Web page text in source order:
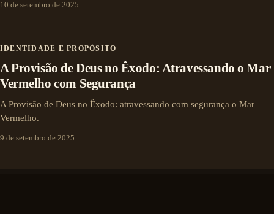
10 de setembro de 2025
IDENTIDADE E PROPÓSITO
A Provisão de Deus no Êxodo: Atravessando o Mar
Vermelho com Segurança
A Provisão de Deus no Êxodo: atravessando com segurança o Mar
Vermelho.
9 de setembro de 2025